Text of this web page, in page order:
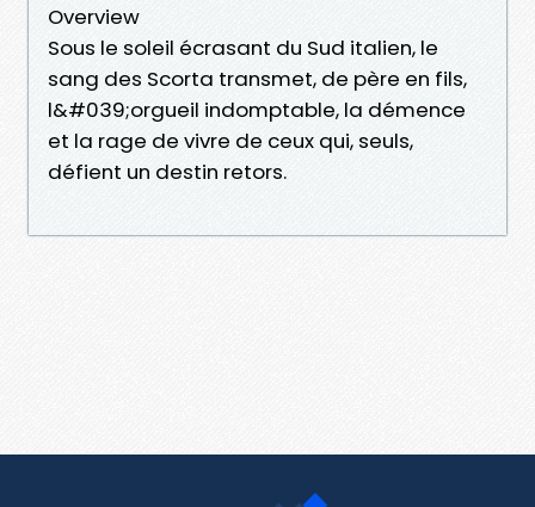
Overview
Sous le soleil écrasant du Sud italien, le
sang des Scorta transmet, de père en fils,
l&#039;orgueil indomptable, la démence
et la rage de vivre de ceux qui, seuls,
défient un destin retors.